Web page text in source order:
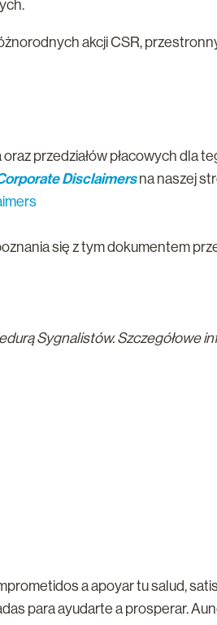
akcji CSR,
przedziałów płacowych dla
Disclaimersna naszej
się z tym dokumentem
Sygnalistów. Szczegółowe
a apoyar tu salud,
para ayudarte a prosperar.